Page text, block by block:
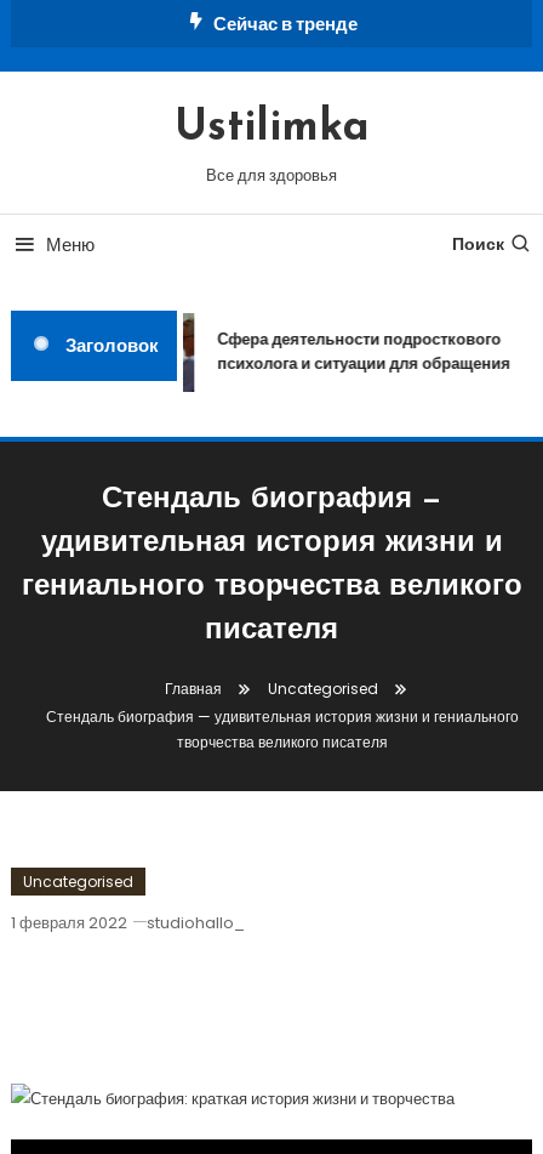
Сейчас в тренде
Ustilimka
Все для здоровья
Меню Поиск
Заголовок
Сфера деятельности подросткового
психолога и ситуации для обращения
Стендаль биография —
удивительная история жизни и
гениального творчества великого
писателя
Главная
Uncategorised
Стендаль биография — удивительная история жизни и гениального
творчества великого писателя
Uncategorised
1 февраля 2022 studiohallo_